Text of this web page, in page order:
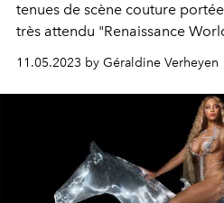
tenues de scène couture
très attendu "Renaissance
11.05.2023 by Géraldine Verheyen